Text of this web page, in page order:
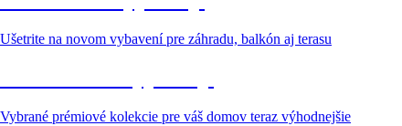
Ušetrite na novom vybavení pre záhradu, balkón aj terasu
Vybrané prémiové kolekcie pre váš domov teraz výhodnejšie